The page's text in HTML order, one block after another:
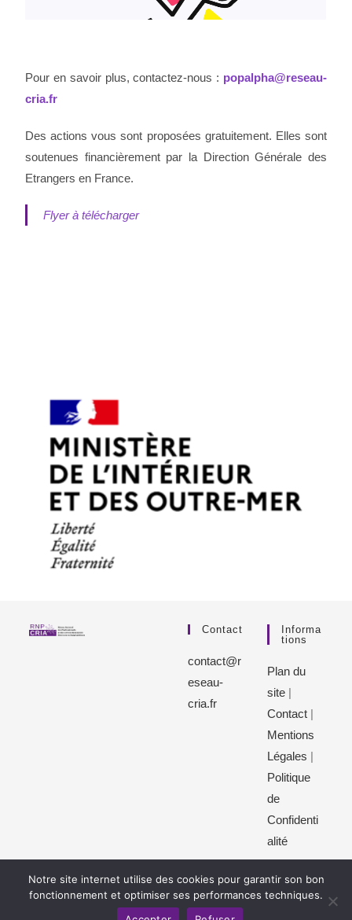
Pour en savoir plus, contactez-nous : popalpha@reseau-
cria.fr
Des actions vous sont proposées gratuitement. Elles sont
soutenues financièrement par la Direction Générale des
Etrangers en France.
Flyer à télécharger
Contact
contact@r
eseau-
cria.fr
Informa
Tions
Plan du
site |
Contact|
Mentions
Légales |
Politique
de
Confidenti
alité
© Copyright 2023 - Réseau National des Professionnels et
Notre site internet utilise des cookies pour garantir son bon
fonctionnement et optimiser ses performances techniques.